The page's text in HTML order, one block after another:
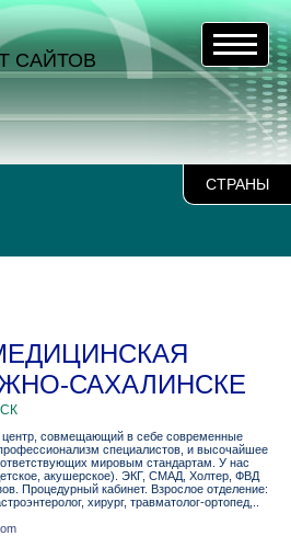
СТРАНЫ
САЙТОВ
САХАЛИНСКЕ
совмещающий в себе современные
специалистов, и высочайшее
мировым стандартам. У нас
акушерское). ЭКГ, СМАД, Холтер, ФВД
Процедурный кабинет. Взрослое отделение:
хирург, травматолог-ортопед,..